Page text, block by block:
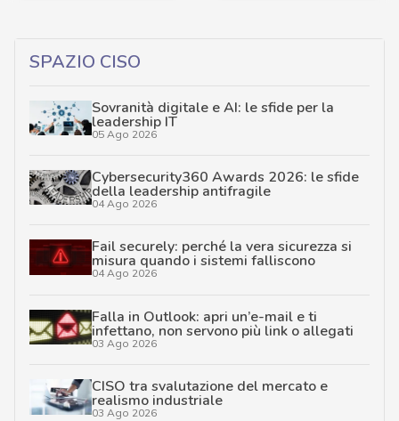
SPAZIO CISO
Sovranità digitale e AI: le sfide per la
leadership IT
05 Ago 2026
Cybersecurity360 Awards 2026: le sfide
della leadership antifragile
04 Ago 2026
Fail securely: perché la vera sicurezza si
misura quando i sistemi falliscono
04 Ago 2026
Falla in Outlook: apri un’e-mail e ti
infettano, non servono più link o allegati
03 Ago 2026
CISO tra svalutazione del mercato e
realismo industriale
03 Ago 2026